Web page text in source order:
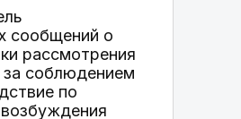
сообщений о
рассмотрения
соблюдением
по